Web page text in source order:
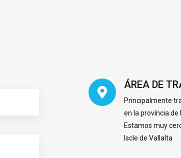
ÁREA DE
Principalmente
en la província de
Estamos muy
Iscle de Vallalta